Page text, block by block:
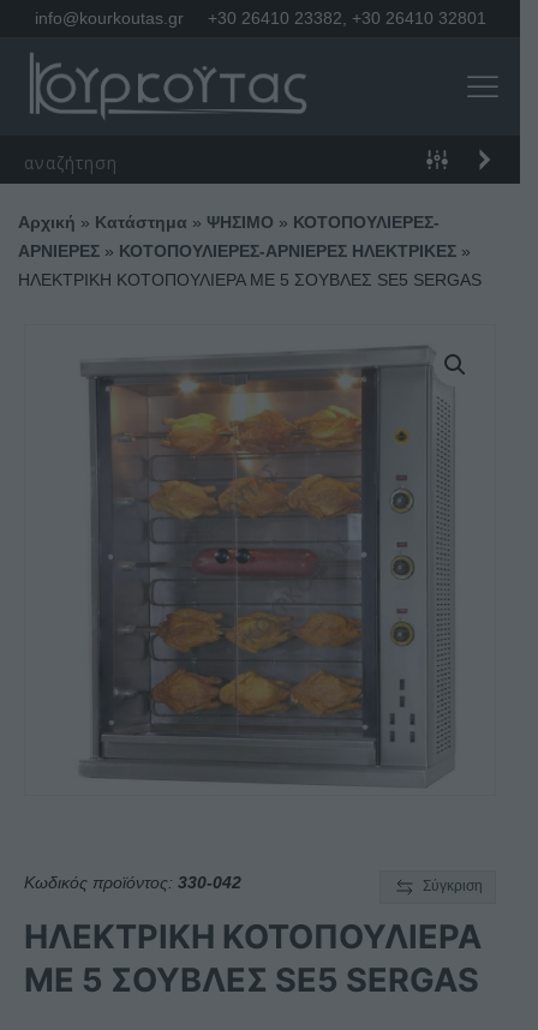
info@kourkoutas.gr +30 26410 23382 +30 26410 32801
Αρχική » Κατάστημα » ΨΗΣΙΜΟ » ΚΟΤΟΠΟΥΛΙΕΡΕΣ-
ΑΡΝΙΕΡΕΣ » ΚΟΤΟΠΟΥΛΙΕΡΕΣ-ΑΡΝΙΕΡΕΣ ΗΛΕΚΤΡΙΚΕΣ »
ΗΛΕΚΤΡΙΚΗ ΚΟΤΟΠΟΥΛΙΕΡΑ ΜΕ 5 ΣΟΥΒΛΕΣ SE5 SERGAS
Κωδικός προϊόντος: 330-042 Σύγκριση
ΗΛΕΚΤΡΙΚΗ ΚΟΤΟΠΟΥΛΙΕΡΑ
ΜΕ 5 ΣΟΥΒΛΕΣ SE5 SERGAS